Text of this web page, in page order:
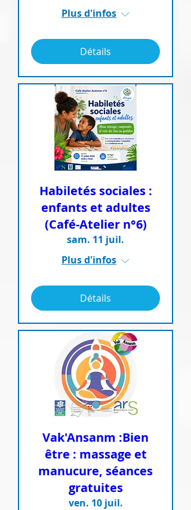
Plus d'infos
Détails
Habiletés sociales :
enfants et adultes
(Café-Atelier n°6)
sam. 11 juil.
Plus d'infos
Détails
Vak'Ansanm :Bien
être : massage et
manucure, séances
gratuites
ven. 10 juil.